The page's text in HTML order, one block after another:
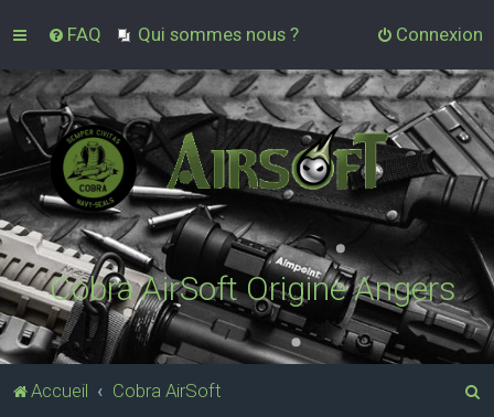
FAQ Qui sommes nous ? Connexion
Cobra AirSoft Origine Angers
Accueil Cobra AirSoft